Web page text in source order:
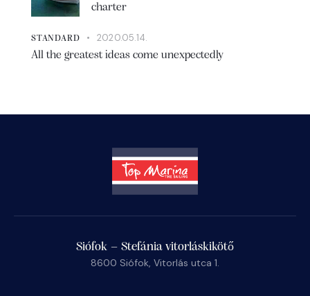
charter
STANDARD
2020.05.14.
All the greatest ideas come unexpectedly
Siófok – Stefánia vitorláskikötő
8600 Siófok, Vitorlás utca 1.